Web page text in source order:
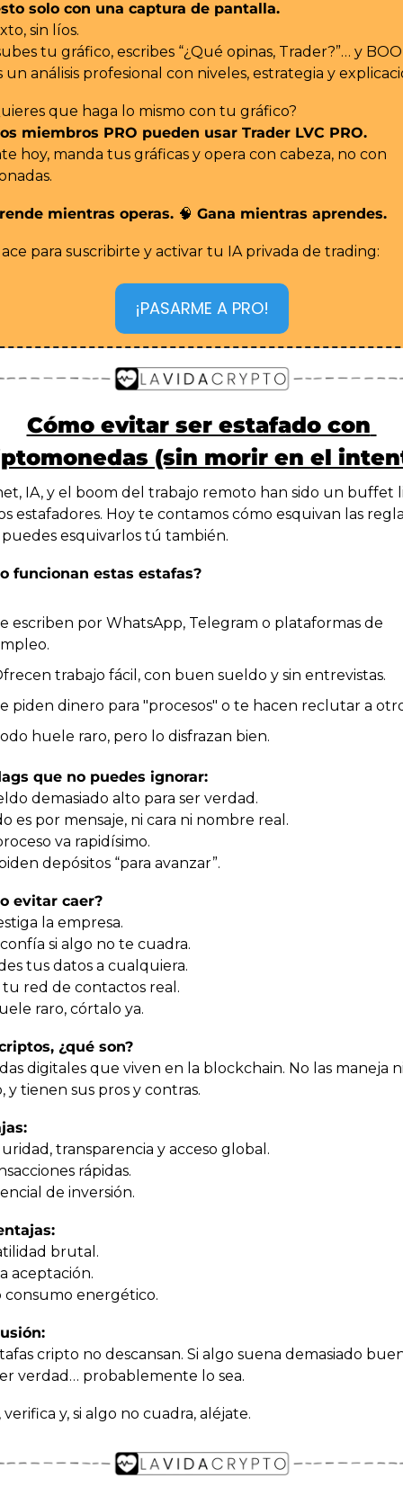
solo con una captura de pantalla.
sin líos.
tu gráfico, escribes “¿Qué opinas, Trader?”… y
un análisis profesional con niveles, estrategia y
que haga lo mismo con tu gráfico?
miembros PRO pueden usar Trader LVC PRO.
hoy, manda tus gráficas y opera con cabeza, no con
mientras operas. 🧠 Gana mientras aprendes.
para suscribirte y activar tu IA privada de trading:
¡PASARME A PRO!
Cómo evitar ser estafado con
(sin morir en el
IA, y el boom del trabajo remoto han sido un buffet
estafadores. Hoy te contamos cómo esquivan las
esquivarlos tú también.
funcionan estas estafas?
escriben por WhatsApp, Telegram o plataformas de
trabajo fácil, con buen sueldo y sin entrevistas.
piden dinero para "procesos" o te hacen reclutar a
huele raro, pero lo disfrazan bien.
que no puedes ignorar:
demasiado alto para ser verdad.
es por mensaje, ni cara ni nombre real.
va rapidísimo.
depósitos “para avanzar”.
evitar caer?
la empresa.
si algo no te cuadra.
tus datos a cualquiera.
tu red de contactos real.
raro, córtalo ya.
¿qué son?
digitales que viven en la blockchain. No las maneja
y tienen sus pros y contras.
transparencia y acceso global.
rápidas.
de inversión.
brutal.
aceptación.
energético.
cripto no descansan. Si algo suena demasiado
verdad… probablemente lo sea.
y, si algo no cuadra, aléjate.